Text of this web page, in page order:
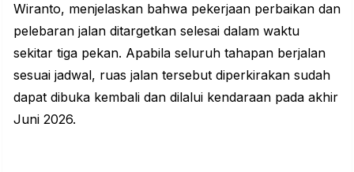
Wiranto, menjelaskan bahwa pekerjaan perbaikan dan
pelebaran jalan ditargetkan selesai dalam waktu
sekitar tiga pekan. Apabila seluruh tahapan berjalan
sesuai jadwal, ruas jalan tersebut diperkirakan sudah
dapat dibuka kembali dan dilalui kendaraan pada akhir
Juni 2026.